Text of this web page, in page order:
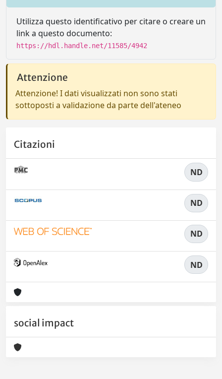
Utilizza questo identificativo per citare o creare un
link a questo documento:
https://hdl.handle.net/11585/4942
Attenzione
Attenzione! I dati visualizzati non sono stati
sottoposti a validazione da parte dell'ateneo
Citazioni
ND
ND
ND
ND
social impact